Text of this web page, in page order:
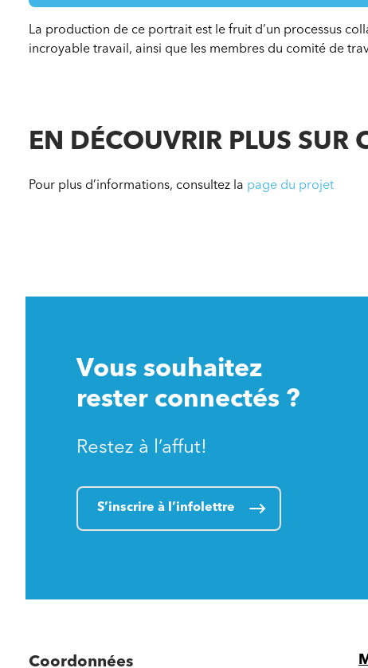
La production de ce portrait est le fruit d’un processus
incroyable travail, ainsi que les membres du comité de
EN DÉCOUVRIR PLUS SUR
Pour plus d’informations, consultez la page du projet
Vous souhaitez
rester connectés ?
Restez à l’affut!
S’inscrire à l’infolettre
Coordonnées